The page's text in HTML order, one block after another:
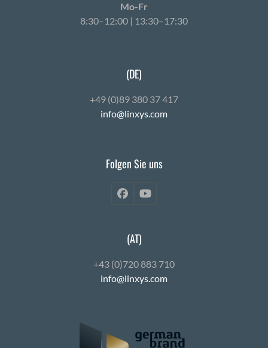
Mo-Fr
8:30–12:00 | 13:30–17:30
(DE)
+49 (0)89 380 37 417
info@linxys.com
Folgen Sie uns
FacebookYouTube
(AT)
+43 (0)720 883 710
info@linxys.com